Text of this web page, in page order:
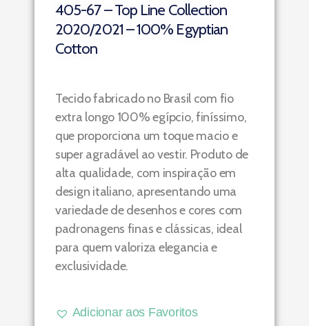
405-67 – Top Line Collection
2020/2021 – 100% Egyptian
Cotton
Tecido fabricado no Brasil com fio
extra longo 100% egípcio, finíssimo,
que proporciona um toque macio e
super agradável ao vestir. Produto de
alta qualidade, com inspiração em
design italiano, apresentando uma
variedade de desenhos e cores com
padronagens finas e clássicas, ideal
para quem valoriza elegancia e
exclusividade.
Adicionar aos Favoritos